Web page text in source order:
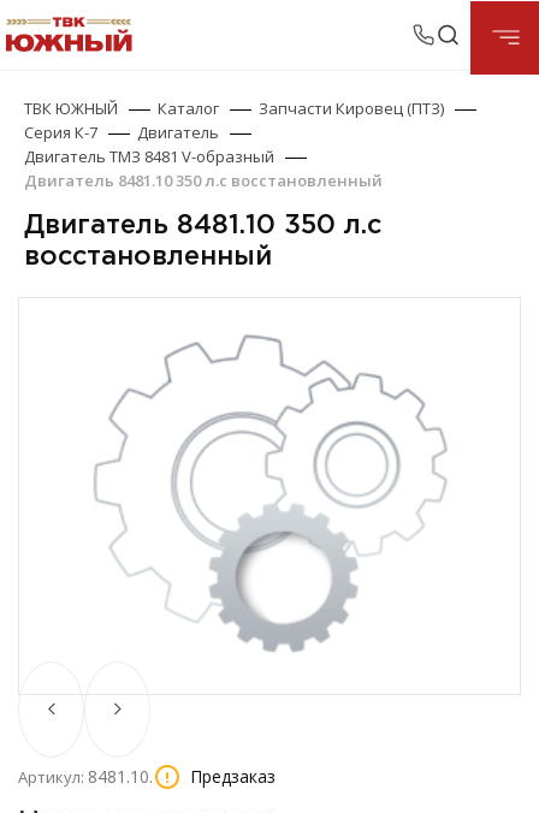
ТВК ЮЖНЫЙ Каталог
Запчасти Кировец (ПТЗ)
Серия К-7
Двигатель
Двигатель ТМЗ 8481 V-образный
Двигатель 8481.10 350 л.с восстановленный
Двигатель 8481.10 350 л.с
восстановленный
Артикул: 8481.10. Предзаказ